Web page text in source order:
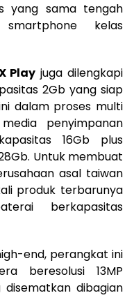
yang sama tengah
kelas
Play juga dilengkapi
2Gb yang siap
dalam proses multi
penyimpanan
16Gb plus
Untuk membuat
asal taiwan
produk terbarunya
berkapasitas
end, perangkat ini
beresolusi 13MP
dibagian